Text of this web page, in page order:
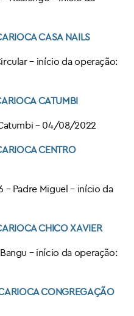
CASA NAILS
– início da operação:
CATUMBI
– 04/08/2022
CENTRO
– Padre Miguel – início da
CHICO XAVIER
– início da operação:
CONGREGAÇÃO